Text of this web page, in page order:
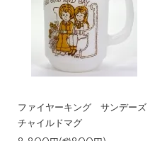
ファイヤーキング サンデーズ
チャイルドマグ